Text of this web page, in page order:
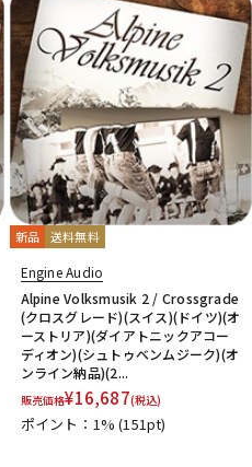
serato
SHURE
Softube
Sonarworks
SPECTRASONICS
Steven Slate Audio
Studiologic
SynchroArts
TASCAM
tc electronic
Thrustmaster
DYNA
Universal Audio
VI Labs
Labs
WaveDNA
xlnaudio
XSONIC
RELAB Development
Minimal Audio
新品 送料無料
Engine Audio
Alpine Volksmusik 2 / Crossgrade
(クロスグレード)(スイス)(ドイツ)(オ
ーストリア)(ダイアトニックアコー
ディオン)(シュトゥベンムジーク)(オ
ンライン納品)(2...
販売価格¥16,687(税込)
ポイント：1%(151pt)